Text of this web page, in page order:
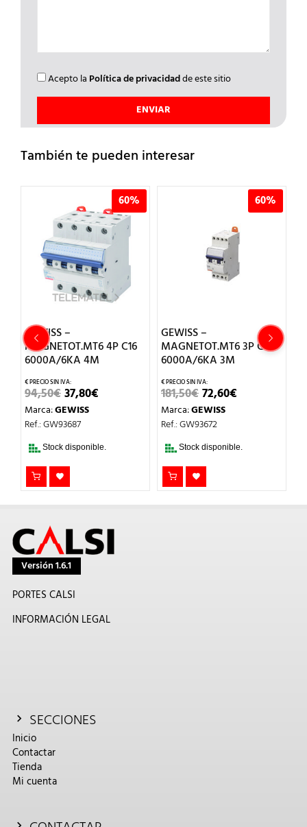
Acepto la Política de privacidadde este sitio
También te pueden interesar
60%
GEWISS –
MAGNETOT.MT6 4P C16
6000A/6KA 4M
94,50€EL
PRECIO
ORIGINAL
ERA:
37,80€
Marca:GEWISS
Ref.: GW93687
Stock disponible.
60%
GEWISS –
MAGNETOT.MT6 3P C50
6000A/6KA 3M
181,50€EL
PRECIO
ORIGINAL
ERA:
72,60€
Marca:GEWISS
Ref.: GW93672
Stock disponible.
Versión 1.6.1
PORTES CALSI
INFORMACIÓN LEGAL
SECCIONES
Inicio
Contactar
Tienda
Mi cuenta